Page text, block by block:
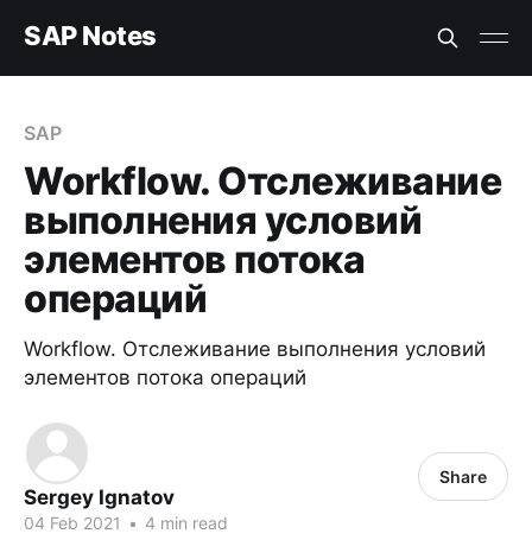
SAP Notes
SAP
Workflow. Отслеживание
выполнения условий
элементов потока
операций
Workflow. Отслеживание выполнения условий
элементов потока операций
Sergey Ignatov
04 Feb 2021 • 4 min read
Share